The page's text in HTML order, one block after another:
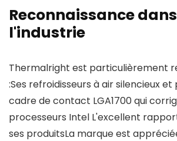
Reconnaissance dans
l'industrie
Thermalright est particulièrement
:Ses refroidisseurs à air silencieux
cadre de contact LGA1700 qui
processeurs Intel L'excellent
ses produitsLa marque est